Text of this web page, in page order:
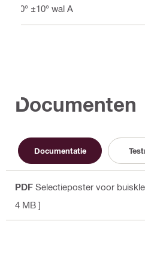
40° ±10° wal A
Documenten
Documentatie
PDF Selectieposter voor
4 MB ]